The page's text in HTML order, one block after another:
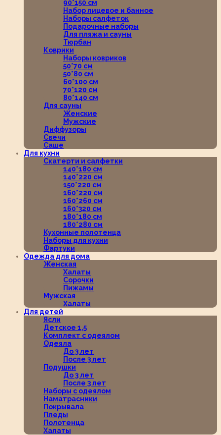
90*150 см
Набор лицевое и банное
Наборы салфеток
Подарочные наборы
Для пляжа и сауны
Тюрбан
Коврики
Наборы ковриков
50*70 см
50*80 см
60*100 см
70*120 см
80*140 см
Для сауны
Женские
Мужские
Диффузоры
Свечи
Саше
Для кухни
Скатерти и салфетки
140*180 см
140*220 см
150*220 см
160*220 см
160*260 см
160*320 см
180*180 см
180*280 см
Кухонные полотенца
Наборы для кухни
Фартуки
Одежда для дома
Женская
Халаты
Сорочки
Пижамы
Мужская
Халаты
Для детей
Ясли
Детское 1,5
Комплект с одеялом
Одеяла
До 3 лет
После 3 лет
Подушки
До 3 лет
После 3 лет
Наборы с одеялом
Наматрасники
Покрывала
Пледы
Полотенца
Халаты